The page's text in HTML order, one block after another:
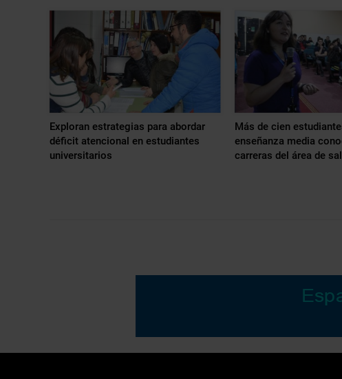
Exploran estrategias para abordar
déficit atencional en estudiantes
universitarios
Más de cien
enseñanza media
carreras del área de